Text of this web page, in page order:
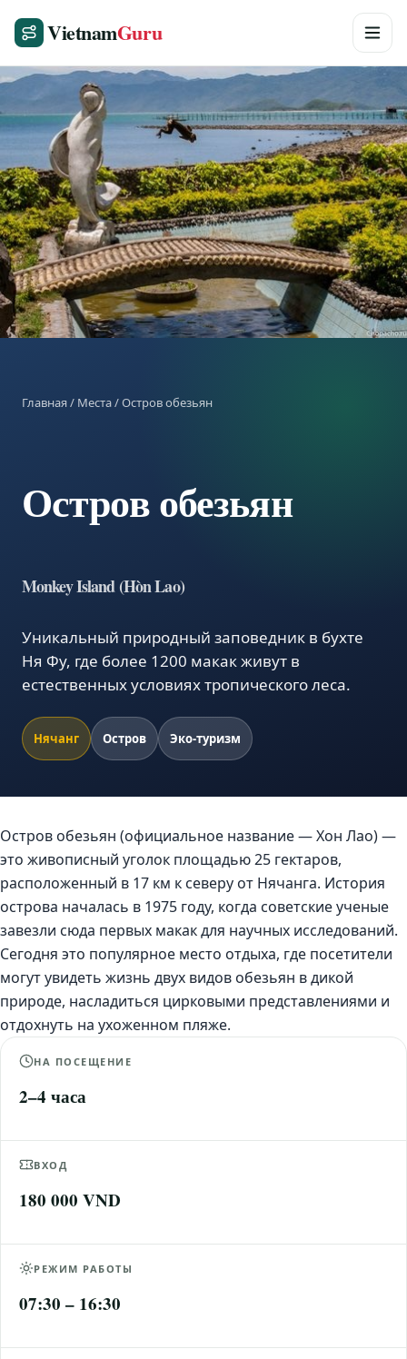
VietnamGuru
Главная/ Места/ Остров обезьян
Остров обезьян
Monkey Island (Hòn Lao)
Уникальный природный заповедник в бухте
Ня Фу, где более 1200 макак живут в
естественных условиях тропического леса.
Нячанг Остров Эко-туризм
Остров обезьян (официальное название — Хон Лао) —
это живописный уголок площадью 25 гектаров,
расположенный в 17 км к северу от Нячанга. История
острова началась в 1975 году, когда советские ученые
завезли сюда первых макак для научных исследований.
Сегодня это популярное место отдыха, где посетители
могут увидеть жизнь двух видов обезьян в дикой
природе, насладиться цирковыми представлениями и
отдохнуть на ухоженном пляже.
НА ПОСЕЩЕНИЕ
2–4 часа
ВХОД
180 000 VND
РЕЖИМ РАБОТЫ
07:30 – 16:30